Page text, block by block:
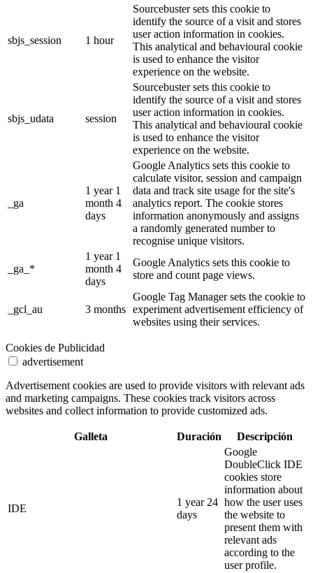
sbjs_session 1 hour
Sourcebuster sets this cookie to
identify the source of a visit and stores
user action information in cookies.
This analytical and behavioural cookie
is used to enhance the visitor
experience on the website.
sbjs_udata session
Sourcebuster sets this cookie to
identify the source of a visit and stores
user action information in cookies.
This analytical and behavioural cookie
is used to enhance the visitor
experience on the website.
_ga
1 year 1
month 4
days
Google Analytics sets this cookie to
calculate visitor, session and campaign
data and track site usage for the site's
analytics report. The cookie stores
information anonymously and assigns
a randomly generated number to
recognise unique visitors.
_ga_*
1 year 1
month 4
days
Google Analytics sets this cookie to
store and count page views.
_gcl_au 3 months
Google Tag Manager sets the cookie to
experiment advertisement efficiency of
websites using their services.
Cookies de Publicidad
advertisement
Advertisement cookies are used to provide visitors with relevant ads
and marketing campaigns. These cookies track visitors across
websites and collect information to provide customized ads.
Galleta Duración Descripción
IDE
1 year 24
days
Google
DoubleClick IDE
cookies store
information about
how the user uses
the website to
present them with
relevant ads
according to the
user profile.